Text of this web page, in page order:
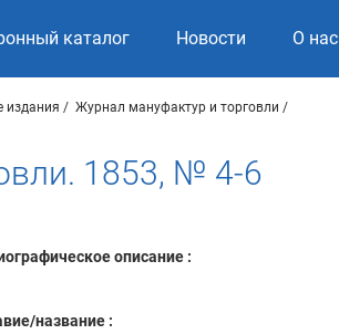
каталог Новости О нас
издания Журнал мануфактур и торговли
1853, № 4-6
описание :
название :